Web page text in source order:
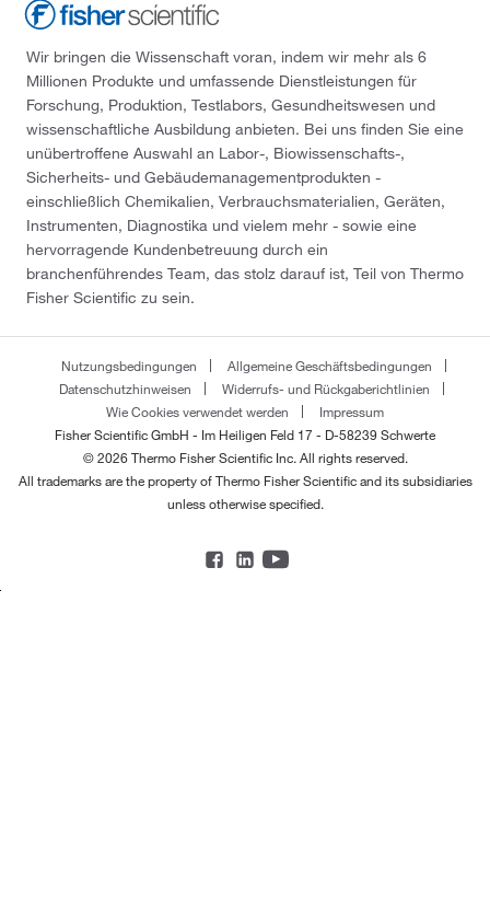
Wir bringen die Wissenschaft voran, indem wir mehr als 6
Millionen Produkte und umfassende Dienstleistungen für
Forschung, Produktion, Testlabors, Gesundheitswesen und
wissenschaftliche Ausbildung anbieten. Bei uns finden Sie eine
unübertroffene Auswahl an Labor-, Biowissenschafts-,
Sicherheits- und Gebäudemanagementprodukten -
einschließlich Chemikalien, Verbrauchsmaterialien, Geräten,
Instrumenten, Diagnostika und vielem mehr - sowie eine
hervorragende Kundenbetreuung durch ein
branchenführendes Team, das stolz darauf ist, Teil von Thermo
Fisher Scientific zu sein.
Nutzungsbedingungen
Allgemeine Geschäftsbedingungen
Datenschutzhinweisen
Widerrufs- und Rückgaberichtlinien
Wie Cookies verwendet werden
Impressum
Fisher Scientific GmbH - Im Heiligen Feld 17 - D-58239 Schwerte
© 2026 Thermo Fisher Scientific Inc. All rights reserved.
All trademarks are the property of Thermo Fisher Scientific and its subsidiaries
unless otherwise specified.